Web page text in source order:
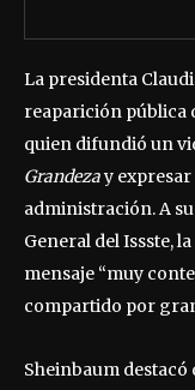
La presidenta
reaparición pública
quien difundió un
Grandezay expresar
administración. A
General del Issste,
mensaje “muy
compartido por
Sheinbaum